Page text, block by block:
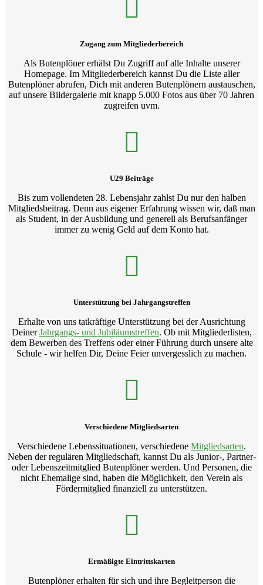
Zugang zum Mitgliederbereich
Als Butenplöner erhälst Du Zugriff auf alle Inhalte unserer
Homepage. Im Mitgliederbereich kannst Du die Liste aller
Butenplöner abrufen, Dich mit anderen Butenplönern austauschen,
auf unsere Bildergalerie mit knapp 5.000 Fotos aus über 70 Jahren
zugreifen uvm.
U29 Beiträge
Bis zum vollendeten 28. Lebensjahr zahlst Du nur den halben
Mitgliedsbeitrag. Denn aus eigener Erfahrung wissen wir, daß man
als Student, in der Ausbildung und generell als Berufsanfänger
immer zu wenig Geld auf dem Konto hat.
Unterstützung bei Jahrgangstreffen
Erhalte von uns tatkräftige Unterstützung bei der Ausrichtung
DeinerJahrgangs- und Jubiläumstreffen. Ob mit Mitgliederlisten,
dem Bewerben des Treffens oder einer Führung durch unsere alte
Schule - wir helfen Dir, Deine Feier unvergesslich zu machen.
Verschiedene Mitgliedsarten
Verschiedene Lebenssituationen, verschiedene Mitgliedsarten.
Neben der regulären Mitgliedschaft, kannst Du als Junior-, Partner-
oder Lebenszeitmitglied Butenplöner werden. Und Personen, die
nicht Ehemalige sind, haben die Möglichkeit, den Verein als
Fördermitglied finanziell zu unterstützen.
Ermäßigte Eintrittskarten
Butenplöner erhalten für sich und ihre Begleitperson die